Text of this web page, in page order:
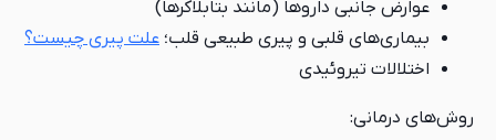
عوارض جانبی داروها (مانند بتابلاکرها)
بیماری‌های قلبی و پیری طبیعی قلب؛ علت پیری چیست؟
اختلالات تیروئیدی
روش‌های درمانی: